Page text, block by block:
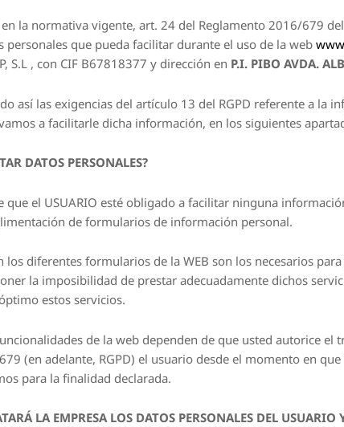
la normativa vigente, art. 24 del Reglamento 2016/679
que pueda facilitar durante el uso de la web
S.L , con CIF B67818377 y dirección en P.I. PIBO AVDA.
así las exigencias del artículo 13 del RGPD referente a la
a facilitarle dicha información, en los siguientes
DATOS PERSONALES?
que el USUARIO esté obligado a facilitar ninguna
de formularios de información personal.
los diferentes formularios de la WEB son los necesarios
la imposibilidad de prestar adecuadamente dichos
estos servicios.
de la web dependen de que usted autorice
(en adelante, RGPD) el usuario desde el momento en
para la finalidad declarada.
LA EMPRESA LOS DATOS PERSONALES DEL